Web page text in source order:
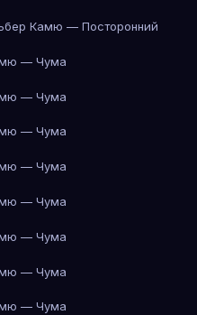
Камю — Посторонний
— Чума
— Чума
— Чума
— Чума
— Чума
— Чума
— Чума
— Чума